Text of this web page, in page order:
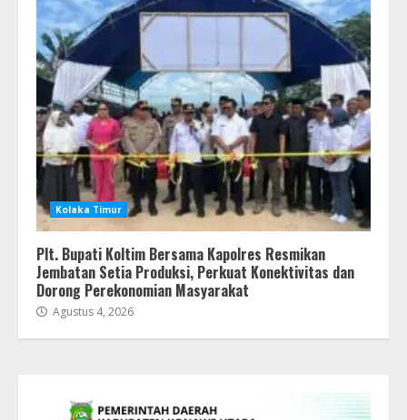
Kolaka Timur
Plt. Bupati Koltim Bersama Kapolres Resmikan
Jembatan Setia Produksi, Perkuat Konektivitas dan
Dorong Perekonomian Masyarakat
Agustus 4, 2026